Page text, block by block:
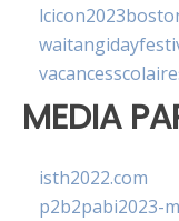
MEDIA
isth2022.com
p2b2pabi2023-